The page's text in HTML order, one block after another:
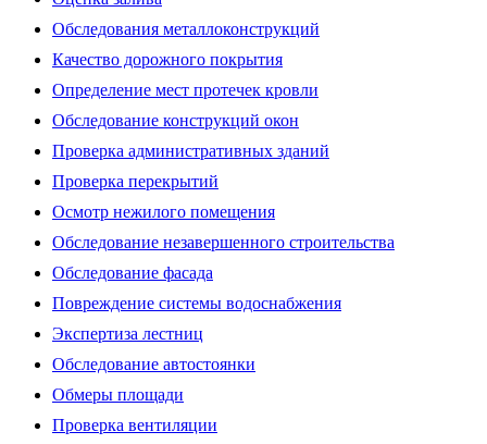
Обследования металлоконструкций
Качество дорожного покрытия
Определение мест протечек кровли
Обследование конструкций окон
Проверка административных зданий
Проверка перекрытий
Осмотр нежилого помещения
Обследование незавершенного строительства
Обследование фасада
Повреждение системы водоснабжения
Экспертиза лестниц
Обследование автостоянки
Обмеры площади
Проверка вентиляции